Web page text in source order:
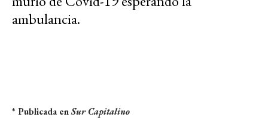
ambulancia.
* Publicada enSur Capitalino